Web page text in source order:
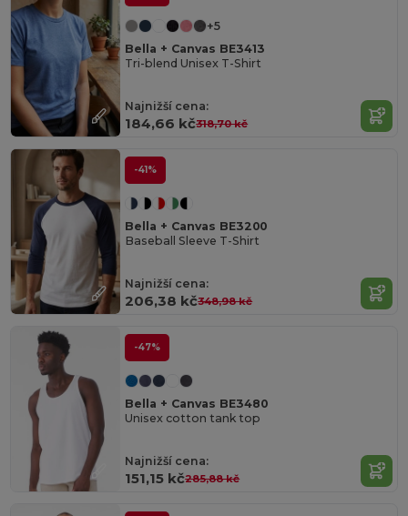
+5
Bella + Canvas BE3413
Tri-blend Unisex T-Shirt
Najnižší cena:
184,66 kč318,70 kč
-41%
Bella + Canvas BE3200
Baseball Sleeve T-Shirt
Najnižší cena:
206,38 kč348,98 kč
-47%
Bella + Canvas BE3480
Unisex cotton tank top
Najnižší cena:
151,15 kč285,88 kč